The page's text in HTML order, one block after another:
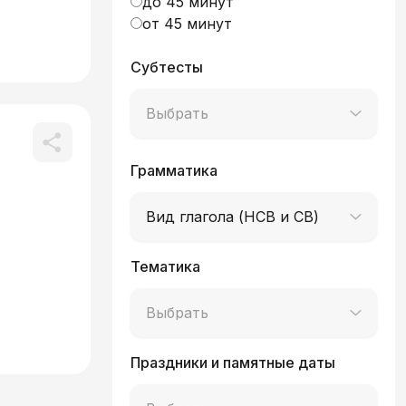
от 45 минут
Субтесты
Выбрать
Грамматика
Вид глагола (НСВ и СВ)
Тематика
Выбрать
Праздники и памятные даты